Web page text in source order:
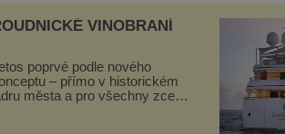
VINOBRANÍ
poprvé podle nového
– přímo v historickém
města a pro všechny zcela